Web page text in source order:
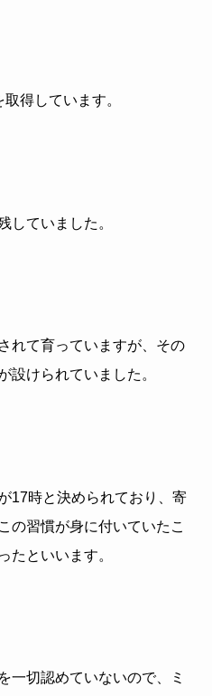
得しています。
していました。
れて育っていますが、その
設けられていました。
17時と決められており、寄
の習慣が身に付いていたこ
たといいます。
一切認めていないので、ミ